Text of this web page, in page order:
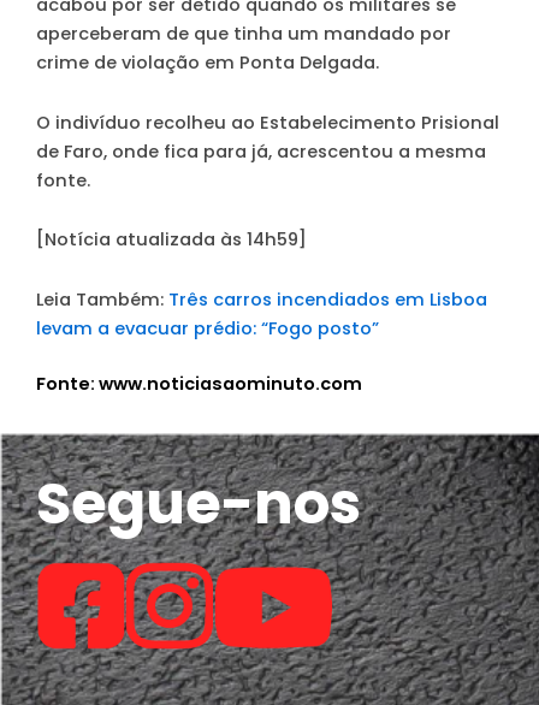
acabou por ser detido quando os militares se
aperceberam de que tinha um mandado por
crime de violação em Ponta Delgada.
O indivíduo recolheu ao Estabelecimento Prisional
de Faro, onde fica para já, acrescentou a mesma
fonte.
[Notícia atualizada às 14h59]
Leia Também: Três carros incendiados em Lisboa
levam a evacuar prédio: “Fogo posto”
Fonte: www.noticiasaominuto.com
Segue-nos